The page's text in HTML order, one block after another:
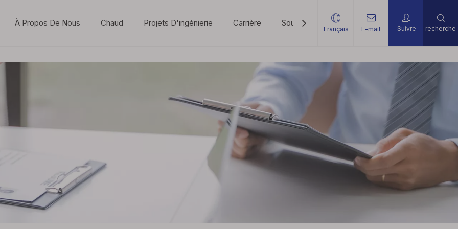
À Propos De Nous Chaud Projets D'ingénierie Carrière Soutien Nouvelles Contactez-Nous
Français E-mail Suivre recherche